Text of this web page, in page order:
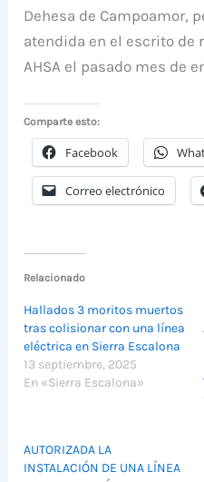
Dehesa de Campoamor,
atendida en el escrito de
AHSA el pasado mes de
Comparte esto:
Facebook
Correo electrónico
Relacionado
Hallados 3 moritos muertos
tras colisionar con una línea
eléctrica en Sierra Escalona
13 septiembre, 2025
En «Sierra Escalona»
AUTORIZADA LA
INSTALACIÓN DE UNA LÍNEA